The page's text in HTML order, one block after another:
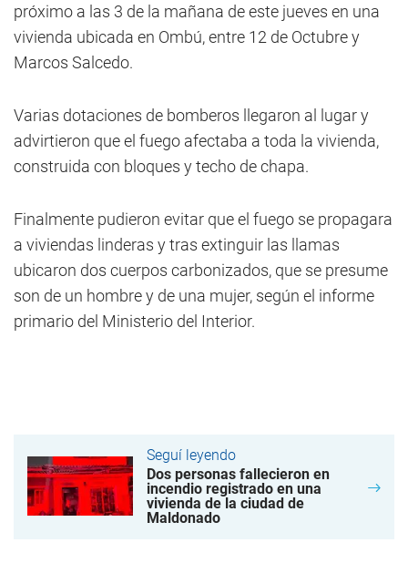
próximo a las 3 de la mañana de este jueves en una
vivienda ubicada en Ombú, entre 12 de Octubre y
Marcos Salcedo.
Varias dotaciones de bomberos llegaron al lugar y
advirtieron que el fuego afectaba a toda la vivienda,
construida con bloques y techo de chapa.
Finalmente pudieron evitar que el fuego se propagara
a viviendas linderas y tras extinguir las llamas
ubicaron dos cuerpos carbonizados, que se presume
son de un hombre y de una mujer, según el informe
primario del Ministerio del Interior.
Seguí leyendo
Dos personas fallecieron en
incendio registrado en una
vivienda de la ciudad de
Maldonado